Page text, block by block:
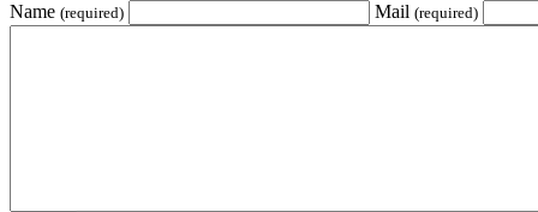
Name (required) Mail (required)